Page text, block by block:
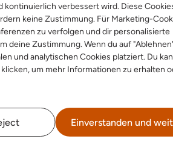
verbessert wird. Diese
keine Zustimmung. Für Marketing-
zu verfolgen und dir personalisierte
deine Zustimmung. Wenn du auf
und analytischen Cookies platziert. Du
um mehr Informationen zu erhalten
Einverstanden und
Rückgabe